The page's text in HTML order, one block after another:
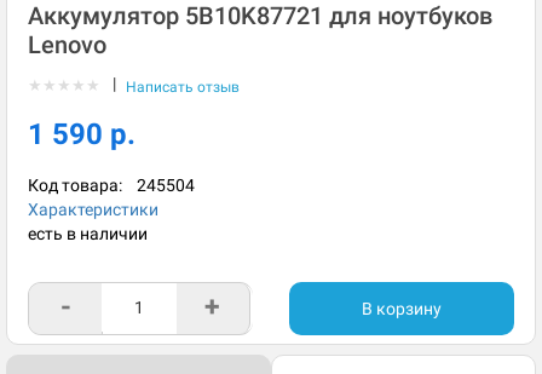
Аккумулятор 5B10K87721 для ноутбуков
Lenovo
★ ★ ★ ★ ★ | Написать отзыв
1 590 р.
Код товара: 245504
Характеристики
есть в наличии
- + В корзину